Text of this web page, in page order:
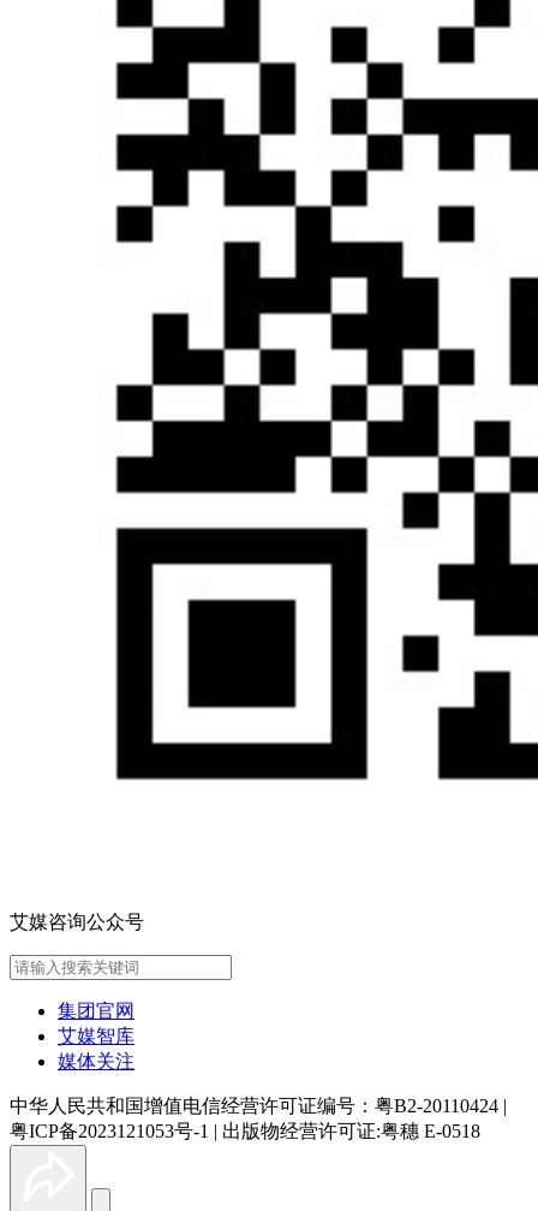
艾媒咨询公众号
集团官网
艾媒智库
媒体关注
中华人民共和国增值电信经营许可证编号：粤B2-20110424 |
粤ICP备2023121053号-1 | 出版物经营许可证:粤穗 E-0518